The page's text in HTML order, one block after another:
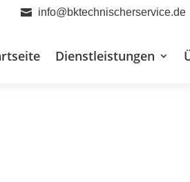
 info@bktechnischerservice.de
Dienstleistungen